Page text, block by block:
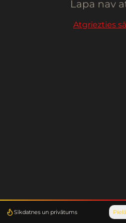
Sīkdatnes un privātums
Lapa nav
Atgriezties